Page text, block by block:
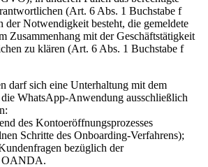
(Art. 6 Abs. 1 Buchstabe f
der Notwendigkeit besteht, die gemeldete
Zusammenhang mit der Geschäftstätigkeit
zu klären (Art. 6 Abs. 1 Buchstabe f
darf sich eine Unterhaltung mit dem
WhatsApp-Anwendung ausschließlich
des Kontoeröffnungsprozesses
Schritte des Onboarding-Verfahrens);
bezüglich der
OANDA.